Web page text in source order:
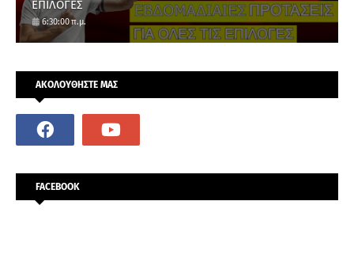
ΕΠΙΛΟΓΕΣ
6:30:00 π.μ.
ΑΚΟΛΟΥΘΗΣΤΕ ΜΑΣ
FACEBOOK